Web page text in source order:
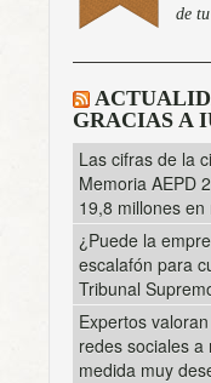
de
GRACIAS A
Las cifras de la
Memoria AEPD
19,8 millones en
¿Puede la
escalafón para
Tribunal
Expertos
redes sociales a
medida muy